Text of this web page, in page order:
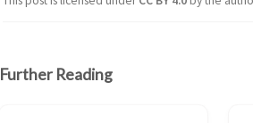
Further Reading